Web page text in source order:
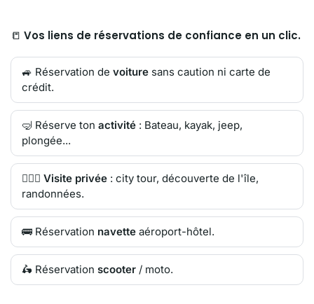
📒 Vos liens de réservations de confiance en un clic.
🚙 Réservation de voiture sans caution ni carte de
crédit.
🤿 Réserve ton activité : Bateau, kayak, jeep,
plongée...
🙋🏻‍♂️ Visite privée : city tour, découverte de l'île,
randonnées.
🚌 Réservation navette aéroport-hôtel.
🛵 Réservation scooter / moto.